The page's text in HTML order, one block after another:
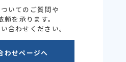
いてのご質問や
頼を承ります。
合わせください。
わせページへ